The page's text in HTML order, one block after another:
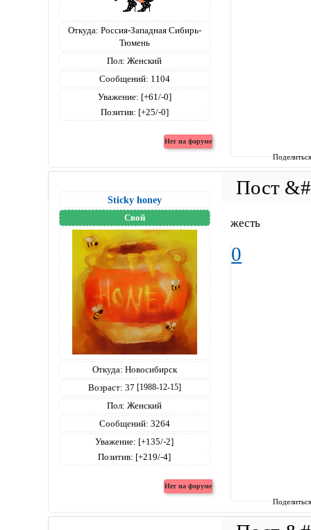
Откуда: Россия-Западная Сибирь-
Тюмень
Пол: Женский
Сообщений: 1104
Уважение: [+61/-0]
Позитив: [+25/-0]
Sticky honey
Свой
Откуда: Новосибирск
Возраст: 37 [1988-12-15]
Пол: Женский
Сообщений: 3264
Уважение: [+135/-2]
Позитив: [+219/-4]
жесть
0